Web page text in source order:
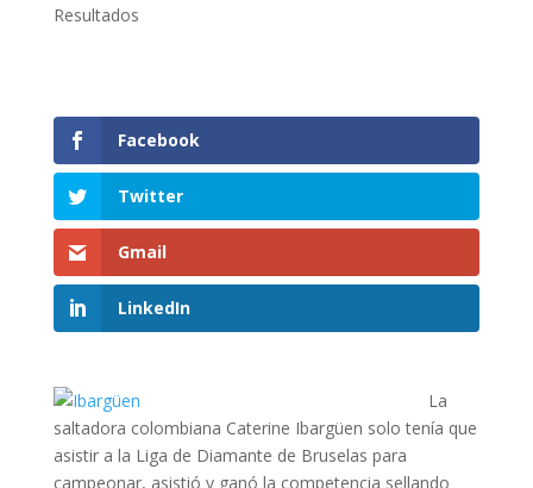
Resultados
Facebook
Twitter
Gmail
LinkedIn
La
saltadora colombiana Caterine Ibargüen solo tenía que
asistir a la Liga de Diamante de Bruselas para
campeonar, asistió y ganó la competencia sellando